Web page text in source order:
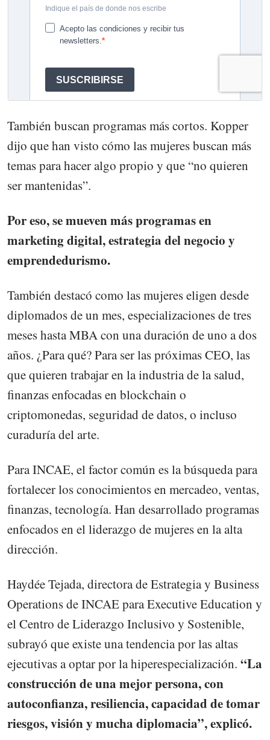
También buscan programas más cortos. Kopper
dijo que han visto cómo las mujeres buscan más
temas para hacer algo propio y que “no quieren
ser mantenidas”.
Por eso, se mueven más programas en
marketing digital, estrategia del negocio y
emprendedurismo.
También destacó como las mujeres eligen desde
diplomados de un mes, especializaciones de tres
meses hasta MBA con una duración de uno a dos
años. ¿Para qué? Para ser las próximas CEO, las
que quieren trabajar en la industria de la salud,
finanzas enfocadas en blockchain o
criptomonedas, seguridad de datos, o incluso
curaduría del arte.
Para INCAE, el factor común es la búsqueda para
fortalecer los conocimientos en mercadeo, ventas,
finanzas, tecnología. Han desarrollado programas
enfocados en el liderazgo de mujeres en la alta
dirección.
Haydée Tejada, directora de Estrategia y Business
Operations de INCAE para Executive Education y
el Centro de Liderazgo Inclusivo y Sostenible,
subrayó que existe una tendencia por las altas
ejecutivas a optar por la hiperespecialización. “La
construcción de una mejor persona, con
autoconfianza, resiliencia, capacidad de tomar
riesgos, visión y mucha diplomacia”, explicó.